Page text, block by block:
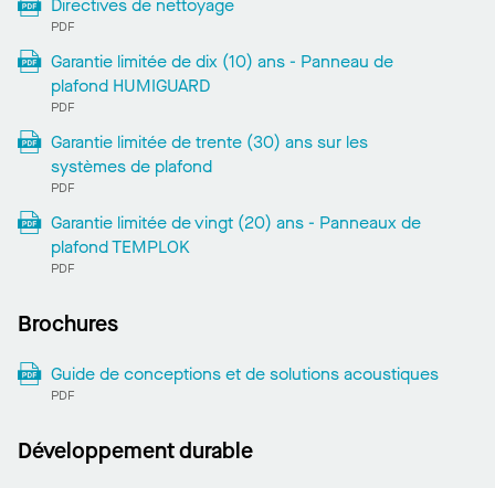
Directives de nettoyage
PDF
Garantie limitée de dix (10) ans - Panneau de
plafond HUMIGUARD
PDF
Garantie limitée de trente (30) ans sur les
systèmes de plafond
PDF
Garantie limitée de vingt (20) ans - Panneaux de
plafond TEMPLOK
PDF
Brochures
Guide de conceptions et de solutions acoustiques
PDF
Développement durable